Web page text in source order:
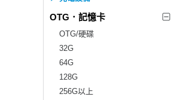
OTG．記憶卡
OTG/硬碟
32G
64G
128G
256G以上